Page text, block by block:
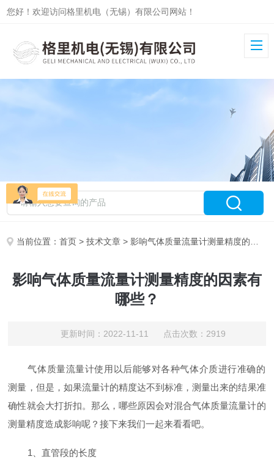
您好！欢迎访问格里机电（无锡）有限公司网站！
当前位置：首页 >技术文章 > 影响气体质量流量计测量精度的因素有哪些？
影响气体质量流量计测量精度的因素有
哪些？
更新时间：2022-11-11 点击次数：2919
气体质量流量计‍使用以后能够对各种气体介质进行准确的
测量，但是，如果流量计的精度达不到标准，测量出来的结果准
确性就会大打折扣。那么，哪些原因会对混合气体质量流量计‍的
测量精度造成影响呢？接下来我们一起来看看吧。
1、直管段的长度